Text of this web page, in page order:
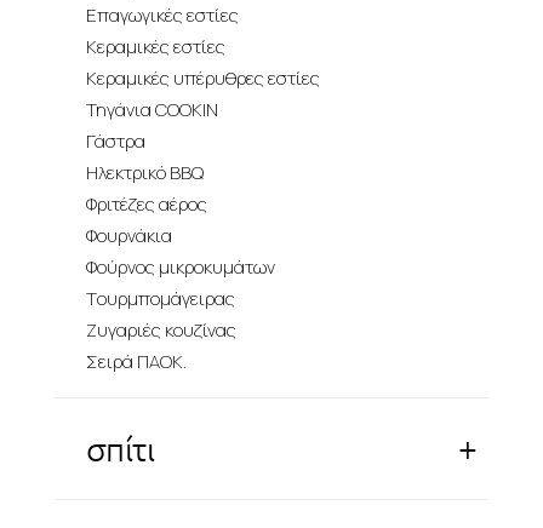
Επαγωγικές εστίες
Κεραμικές εστίες
Κεραμικές υπέρυθρες εστίες
Τηγάνια COOKIN
Γάστρα
Ηλεκτρικό BBQ
Φριτέζες αέρος
Φουρνάκια
Φούρνος μικροκυμάτων
Tουρμπομάγειρας
Ζυγαριές κουζίνας
Σειρά ΠΑΟΚ.
σπίτι +